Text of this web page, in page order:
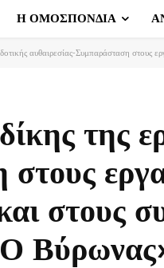
Η ΟΜΟΣΠΟΝΔΙΑ
αυθαιρεσίας-Συμπαράσταση στους
της
στους